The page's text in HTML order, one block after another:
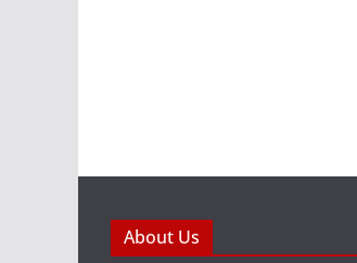
About Us